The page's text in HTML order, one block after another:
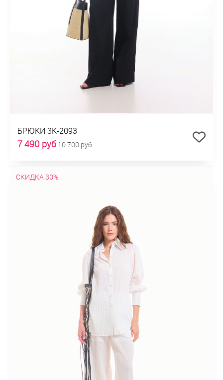
БРЮКИ 3К-2093
7 490 руб10 700 руб
СКИДКА 30%